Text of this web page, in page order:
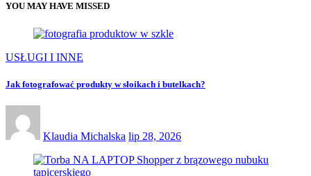
YOU MAY HAVE MISSED
USŁUGI I INNE
Jak fotografować produkty w słoikach i butelkach?
Klaudia Michalska lip 28, 2026